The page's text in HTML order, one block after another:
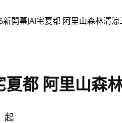
新開幕JAI宅夏都 阿里山森林清
都 阿里山森
起